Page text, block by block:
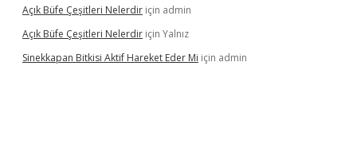
Açık Büfe Çeşitleri Nelerdir için admin
Açık Büfe Çeşitleri Nelerdir için Yalnız
Sinekkapan Bitkisi Aktif Hareket Eder Mi için admin